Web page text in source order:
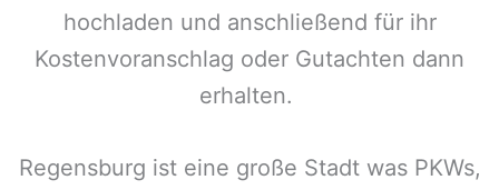
hochladen und anschließend für ihr
Kostenvoranschlag oder Gutachten dann
erhalten.
Regensburg ist eine große Stadt was PKWs,